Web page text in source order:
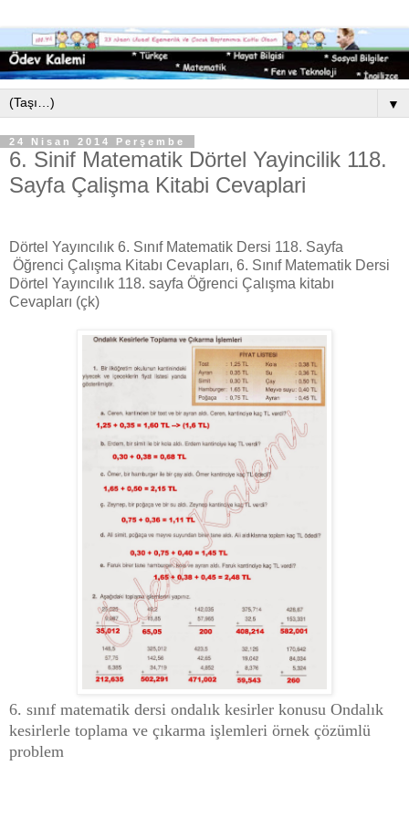
▼
24 Nisan 2014 Perşembe
6. Sinif Matematik Dörtel Yayincilik 118.
Sayfa Çalişma Kitabi Cevaplari
Dörtel Yayıncılık 6. Sınıf Matematik Dersi 118. Sayfa
Öğrenci Çalışma Kitabı Cevapları, 6. Sınıf Matematik Dersi
Dörtel Yayıncılık 118. sayfa Öğrenci Çalışma kitabı
Cevapları (çk)
6. sınıf matematik dersi ondalık kesirler konusu Ondalık
kesirlerle toplama ve çıkarma işlemleri örnek çözümlü
problem